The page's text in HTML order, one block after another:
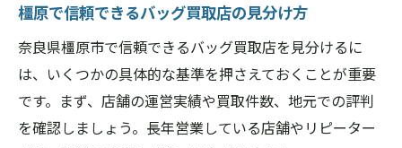
橿原で信頼できるバッグ買取店の見分け方
奈良県橿原市で信頼できるバッグ買取店を見分けるに
は、いくつかの具体的な基準を押さえておくことが重要
です。まず、店舗の運営実績や買取件数、地元での評判
を確認しましょう。長年営業している店舗やリピーター